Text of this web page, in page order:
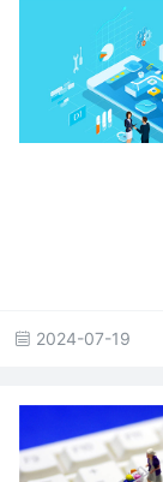
2024-07-19